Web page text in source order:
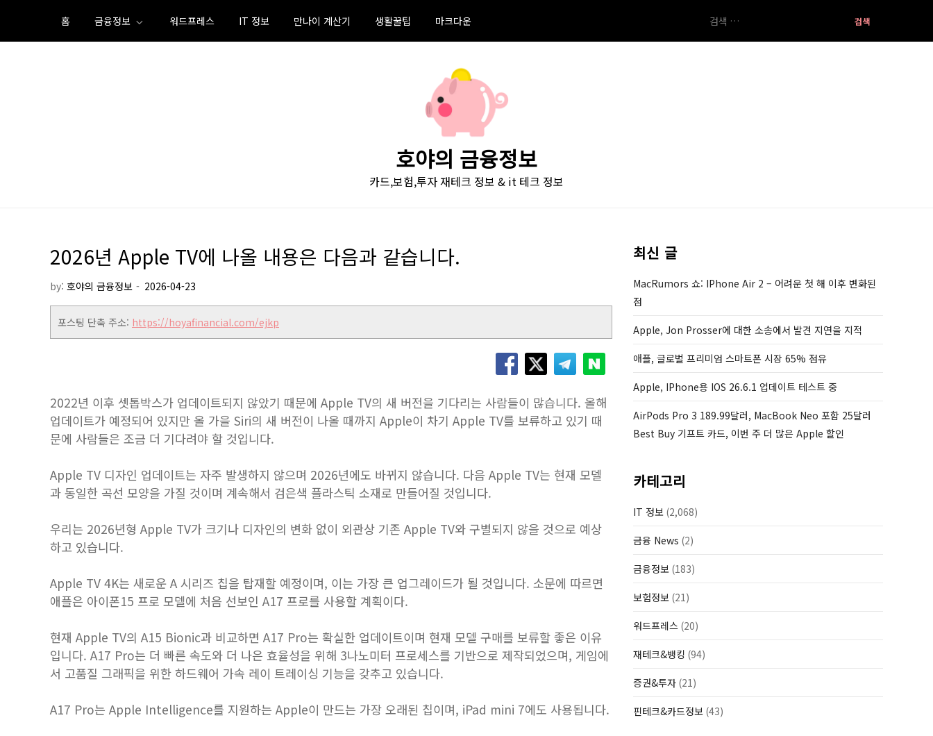
content
홈 금융정보 워드프레스 IT 정보 만나이 계산기 생활꿀팁 마크다운
색:
호야의 금융정보
카드,보험,투자 재테크 정보 & it 테크 정보
2026년 Apple TV에 ​​나올 내용은 다음과 같습니다.
by: 호야의 금융정보
포스팅 단축 주소: https://hoyafinancial.com/ejkp
2022년 이후 셋톱박스가 업데이트되지 않았기 때문에 Apple TV의 새 버전을 기다리는 사람들이 많습니다. 올해
업데이트가 예정되어 있지만 올 가을 Siri의 새 버전이 나올 때까지 Apple이 차기 Apple TV를 보류하고 있기 때
문에 사람들은 조금 더 기다려야 할 것입니다.
‌Apple TV‌ 디자인 업데이트는 자주 발생하지 않으며 2026년에도 바뀌지 않습니다. 다음 ‌Apple TV‌는 현재 모델
과 동일한 곡선 모양을 가질 것이며 계속해서 검은색 플라스틱 소재로 만들어질 것입니다.
우리는 2026년형 Apple TV가 크기나 디자인의 변화 없이 외관상 기존 Apple TV와 구별되지 않을 것으로 예상
하고 있습니다.
Apple TV 4K는 새로운 A 시리즈 칩을 탑재할 예정이며, 이는 가장 큰 업그레이드가 될 것입니다. 소문에 따르면
애플은 아이폰15 프로 모델에 처음 선보인 A17 프로를 사용할 계획이다.
현재 Apple TV의 A15 Bionic과 비교하면 A17 Pro는 확실한 업데이트이며 현재 모델 구매를 보류할 좋은 이유
입니다. A17 Pro는 더 빠른 속도와 더 나은 효율성을 위해 3나노미터 프로세스를 기반으로 제작되었으며, 게임에
서 고품질 그래픽을 위한 하드웨어 가속 레이 트레이싱 기능을 갖추고 있습니다.
A17 Pro는 Apple Intelligence를 지원하는 Apple이 만드는 가장 오래된 칩이며, iPad mini 7에도 사용됩니다.
최신 글
MacRumors 쇼: IPhone Air 2 – 어려운 첫 해 이후 변화된
점
Apple, Jon Prosser에 대한 소송에서 발견 지연을 지적
애플, 글로벌 프리미엄 스마트폰 시장 65% 점유
Apple, IPhone용 IOS 26.6.1 업데이트 테스트 중
AirPods Pro 3 189.99달러, MacBook Neo 포함 25달러
Best Buy 기프트 카드, 이번 주 더 많은 Apple 할인
카테고리
IT 정보 (2,068)
금융 News (2)
금융정보 (183)
보험정보 (21)
워드프레스 (20)
재테크&뱅킹 (94)
증권&투자 (21)
핀테크&카드정보 (43)